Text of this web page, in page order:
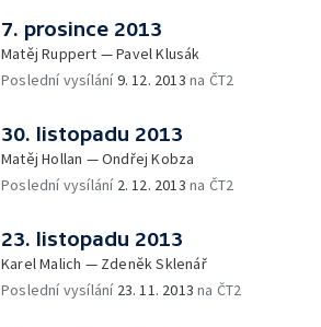
7. prosince 2013
Matěj Ruppert — Pavel Klusák
Poslední vysílání9. 12. 2013 na ČT2
30. listopadu 2013
Matěj Hollan — Ondřej Kobza
Poslední vysílání 2. 12. 2013 na ČT2
23. listopadu 2013
Karel Malich — Zdeněk Sklenář
Poslední vysílání 23. 11. 2013 na ČT2